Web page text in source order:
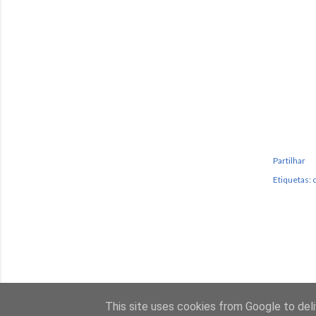
Partilhar
Etiquetas:
This site uses cookies from Google to